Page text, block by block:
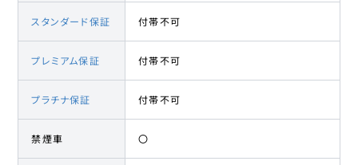
スタンダード保証 付帯不可
プレミアム保証 付帯不可
プラチナ保証 付帯不可
禁煙車 〇